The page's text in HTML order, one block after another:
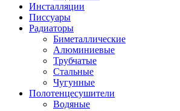
Инсталляции
Писсуары
Радиаторы
Биметаллические
Алюминиевые
Трубчатые
Стальные
Чугунные
Полотенцесушители
Водяные